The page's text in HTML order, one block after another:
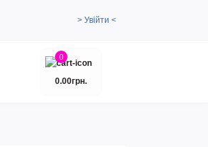
> Увійти <
0
0.00грн.